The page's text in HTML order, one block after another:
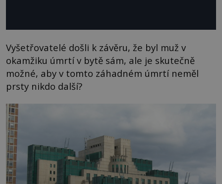
Vyšetřovatelé došli k závěru, že byl muž v
okamžiku úmrtí v bytě sám, ale je skutečně
možné, aby v tomto záhadném úmrtí neměl
prsty nikdo další?